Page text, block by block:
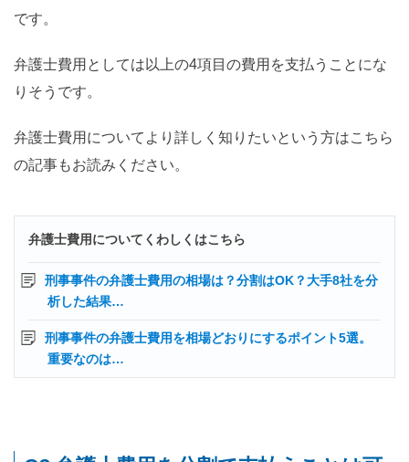
です。
弁護士費用としては以上の4項目の費用を支払うことにな
りそうです。
弁護士費用についてより詳しく知りたいという方はこちら
の記事もお読みください。
弁護士費用についてくわしくはこちら
刑事事件の弁護士費用の相場は？分割はOK？大手8社を分
析した結果…
刑事事件の弁護士費用を相場どおりにするポイント5選。
重要なのは…